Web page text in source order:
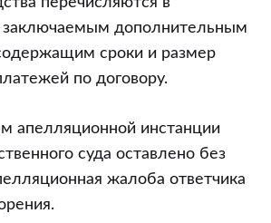
заключаемым дополнительным
сроки и размер
по договору.
апелляционной инстанции
суда оставлено без
жалоба ответчика